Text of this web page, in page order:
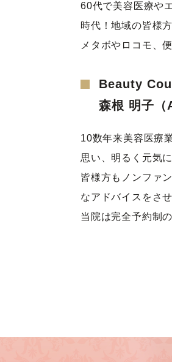
60代で美容医療や
時代！地域の皆様
メタボやロコモ、
Beauty
森根 明子（
10数年来美容医療
思い、明るく元気
皆様方もノンファ
なアドバイスをさ
当院は完全予約制